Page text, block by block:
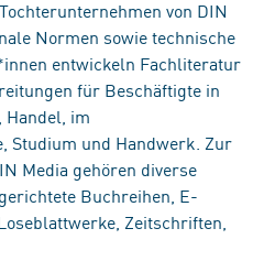
von DIN
Normen sowie technische
entwickeln Fachliteratur
für Beschäftigte in
Handel, im
Studium und Handwerk. Zur
Media gehören diverse
Buchreihen, E-
Zeitschriften,